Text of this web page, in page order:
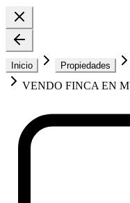
Inicio Propiedades
VENDO FINCA EN